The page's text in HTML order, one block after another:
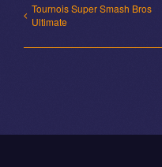
Tournois Super Smash Bros
Ultimate